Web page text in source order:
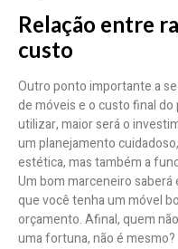
Relação entre
custo
Outro ponto importante a
de móveis e o custo final
utilizar, maior será o
um planejamento
estética, mas também a
Um bom marceneiro
que você tenha um móvel
orçamento. Afinal, quem
uma fortuna, não é mesmo?